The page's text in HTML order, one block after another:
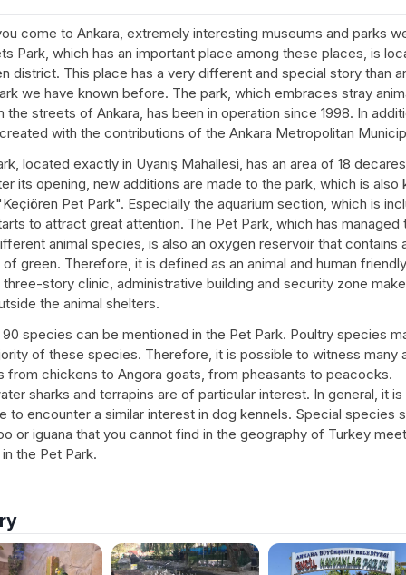
come to Ankara, extremely interesting museums and parks
Park, which has an important place among these places, is
district. This place has a very different and special story than
we have known before. The park, which embraces stray
the streets of Ankara, has been in operation since 1998. In
with the contributions of the Ankara Metropolitan
located exactly in Uyanış Mahallesi, has an area of ​​18
its opening, new additions are made to the park, which is also
Pet Park". Especially the aquarium section, which is
to attract great attention. The Pet Park, which has managed
animal species, is also an oxygen reservoir that contains
green. Therefore, it is defined as an animal and human
three-story clinic, administrative building and security zone
the animal shelters.
species can be mentioned in the Pet Park. Poultry species
of these species. Therefore, it is possible to witness many
from chickens to Angora goats, from pheasants to peacocks.
sharks and terrapins are of particular interest. In general, it is
to encounter a similar interest in dog kennels. Special species
or iguana that you cannot find in the geography of Turkey
the Pet Park.